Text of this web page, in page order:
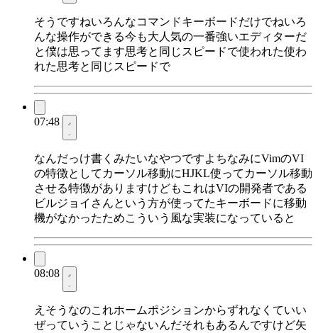
そうですねいろんなコマンドキーボードだけでねいろ
んな操作ができる今も大人気の一番強いエディターだ
と僕は思ってます思考と同じスピードで使われた使わ
れた思考と同じスピードで
07:48
なんだっけ書くみたいなやつですよちなみにVimのVI
の特徴としてカーソル移動にHJKL使ってカーソル移動
させる特徴がありますけどもこれはVIの開発者である
ビルジョイさんという方が使ってたキーボードに移動
機がなかったためこういう風な実装になっていると
08:08
えそうなのこれホームポジションからずれなくていい
ぜっていうことじゃないんだそれもあるんですけど矢